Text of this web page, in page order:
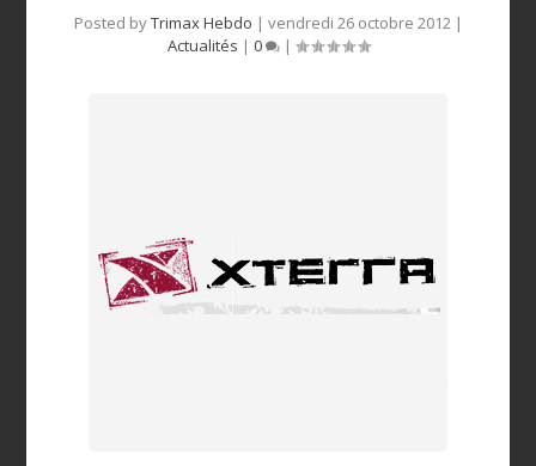
Posted byTrimax Hebdo | vendredi 26 octobre 2012|
Actualités | 0 |